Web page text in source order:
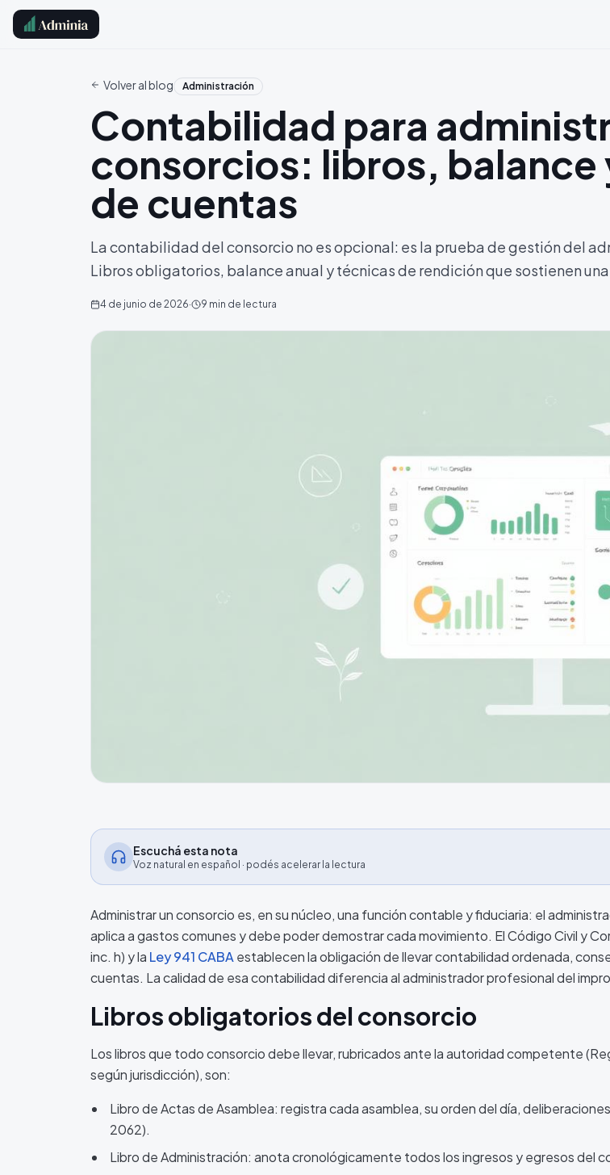
Volver al blog Administración
Contabilidad para
consorcios: libros, balance
de cuentas
La contabilidad del consorcio no es opcional: es la prueba de gestión del
Libros obligatorios, balance anual y técnicas de rendición que sostienen
4 de junio de 2026· 9 min de lectura
Escuchá esta nota
Voz natural en español · podés acelerar la lectura
Administrar un consorcio es, en su núcleo, una función contable y fiduciaria: el
aplica a gastos comunes y debe poder demostrar cada movimiento. El Código Civil y
inc. h) y la Ley 941 CABA establecen la obligación de llevar contabilidad ordenada,
cuentas. La calidad de esa contabilidad diferencia al administrador profesional del
Libros obligatorios del consorcio
Los libros que todo consorcio debe llevar, rubricados ante la autoridad competente
según jurisdicción), son:
Libro de Actas de Asamblea: registra cada asamblea, su orden del día,
2062).
Libro de Administración: anota cronológicamente todos los ingresos y egresos del